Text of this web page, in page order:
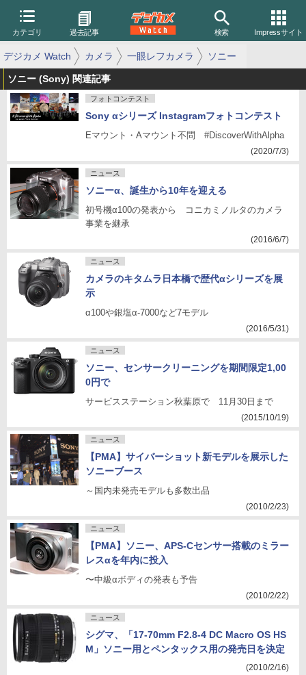
カテゴリ 過去記事 検索 Impressサイト
デジカメ Watch カメラ 一眼レフカメラ ソニー
ソニー (Sony) 関連記事
フォトコンテスト
Sony αシリーズ Instagramフォトコンテスト
Eマウント・Aマウント不問 #DiscoverWithAlpha
(2020/7/3)
ニュース
ソニーα、誕生から10年を迎える
初号機α100の発表から コニカミノルタのカメラ
事業を継承
(2016/6/7)
ニュース
カメラのキタムラ日本橋で歴代αシリーズを展
示
α100や銀塩α-7000など7モデル
(2016/5/31)
ニュース
ソニー、センサークリーニングを期間限定1,00
0円で
サービスステーション秋葉原で 11月30日まで
(2015/10/19)
ニュース
【PMA】サイバーショット新モデルを展示した
ソニーブース
～国内未発売モデルも多数出品
(2010/2/23)
ニュース
【PMA】ソニー、APS-Cセンサー搭載のミラー
レスαを年内に投入
〜中級αボディの発表も予告
(2010/2/22)
ニュース
シグマ、「17-70mm F2.8-4 DC Macro OS HS
M」ソニー用とペンタックス用の発売日を決定
(2010/2/16)